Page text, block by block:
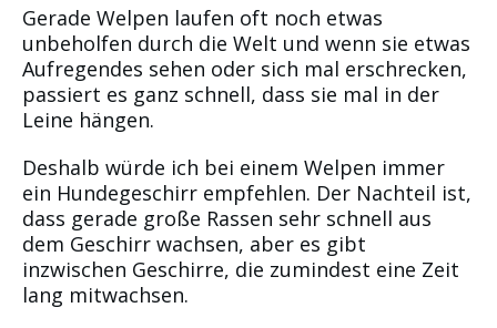
Gerade Welpen laufen oft noch etwas
unbeholfen durch die Welt und wenn sie etwas
Aufregendes sehen oder sich mal erschrecken,
passiert es ganz schnell, dass sie mal in der
Leine hängen.
Deshalb würde ich bei einem Welpen immer
ein Hundegeschirr empfehlen. Der Nachteil ist,
dass gerade große Rassen sehr schnell aus
dem Geschirr wachsen, aber es gibt
inzwischen Geschirre, die zumindest eine Zeit
lang mitwachsen.